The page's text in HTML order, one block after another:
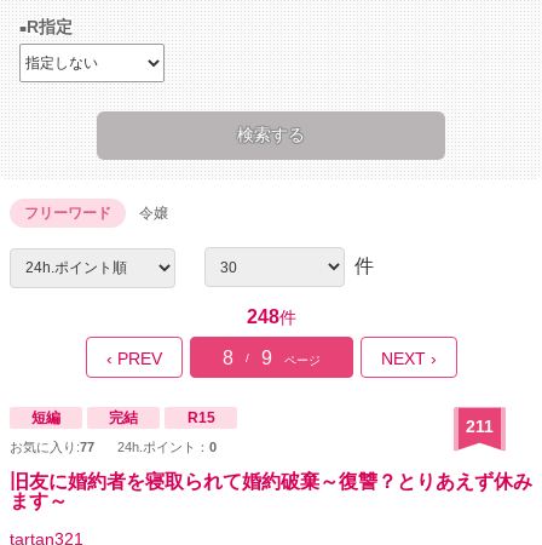
R指定
フリーワード 令嬢
件
248件
‹ PREV 8 / 9 ページ NEXT ›
短編 完結 R15
お気に入り:77 24h.ポイント： 0
211
旧友に婚約者を寝取られて婚約破棄～復讐？とりあえず休み
ます～
tartan321